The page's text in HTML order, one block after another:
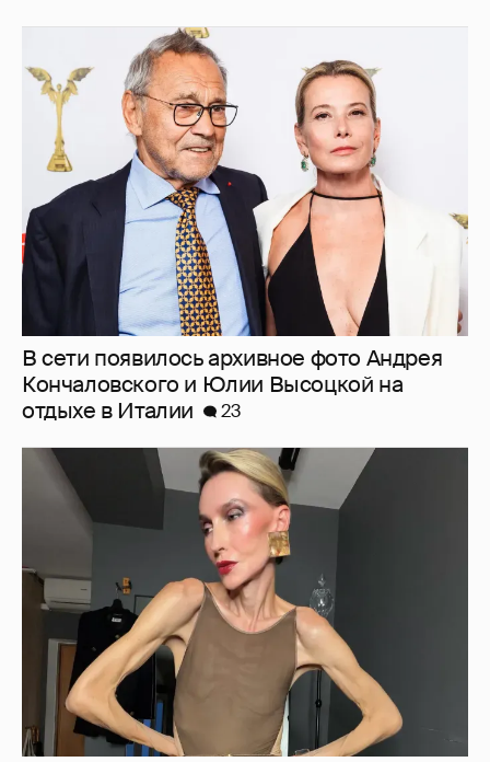
В сети появилось архивное фото Андрея
Кончаловского и Юлии Высоцкой на
отдыхе в Италии
23